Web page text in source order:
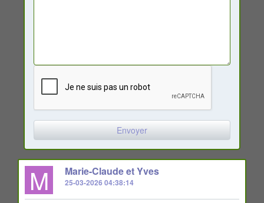
M Marie-Claude et Yves
25-03-2026 04:38:14